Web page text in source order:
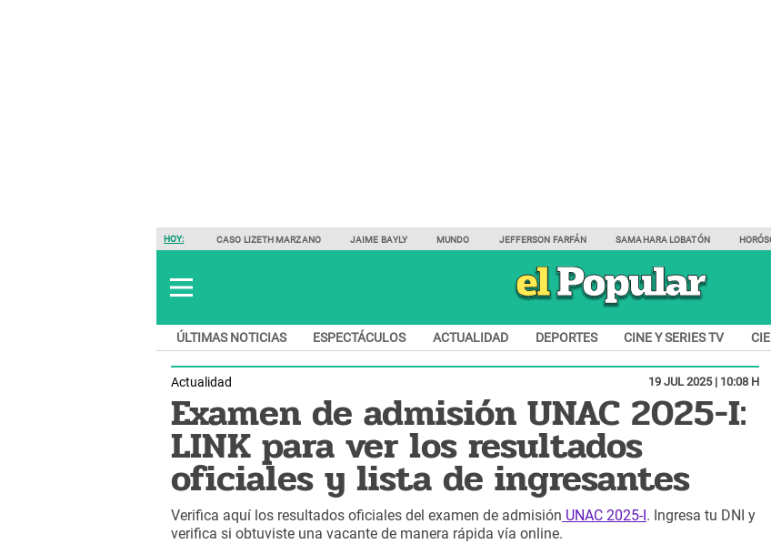
HOY: CASO LIZETH MARZANO JAIME BAYLY MUNDO JEFFERSON FARFÁN SAMAHARA LOBATÓN
ÚLTIMAS NOTICIAS ESPECTÁCULOS ACTUALIDAD DEPORTES CINE Y SERIES TV
Actualidad 19 JUL 2025 | 10:08 H
Examen de admisión UNAC 2025-I:
LINK para ver los resultados
oficiales y lista de ingresantes
Verifica aquí los resultados oficiales del examen de admisión UNAC 2025-I . Ingresa tu DNI y
verifica si obtuviste una vacante de manera rápida vía online.